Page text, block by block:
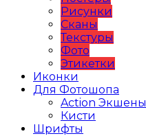
Рисунки
Сканы
Текстуры
Фото
Этикетки
Иконки
Для Фотошопа
Action Экшены
Кисти
Шрифты